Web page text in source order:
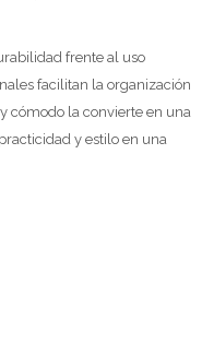
frente al uso
facilitan la organización
cómodo la convierte en una
y estilo en una